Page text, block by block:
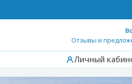
Отзывы и
Личный